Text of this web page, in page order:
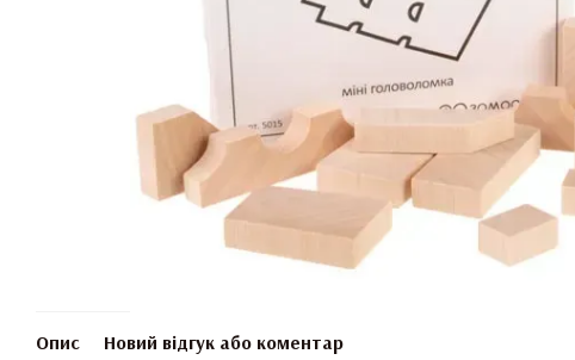
Опис Новий відгук або коментар